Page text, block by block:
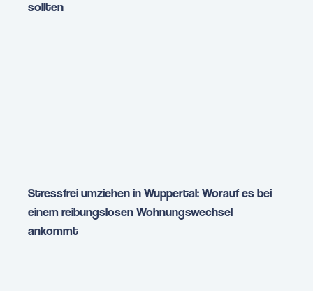
sollten
Stressfrei umziehen in Wuppertal: Worauf es bei
einem reibungslosen Wohnungswechsel
ankommt